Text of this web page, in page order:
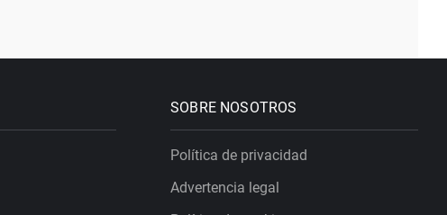
SOBRE NOSOTROS
Política de privacidad
Advertencia legal